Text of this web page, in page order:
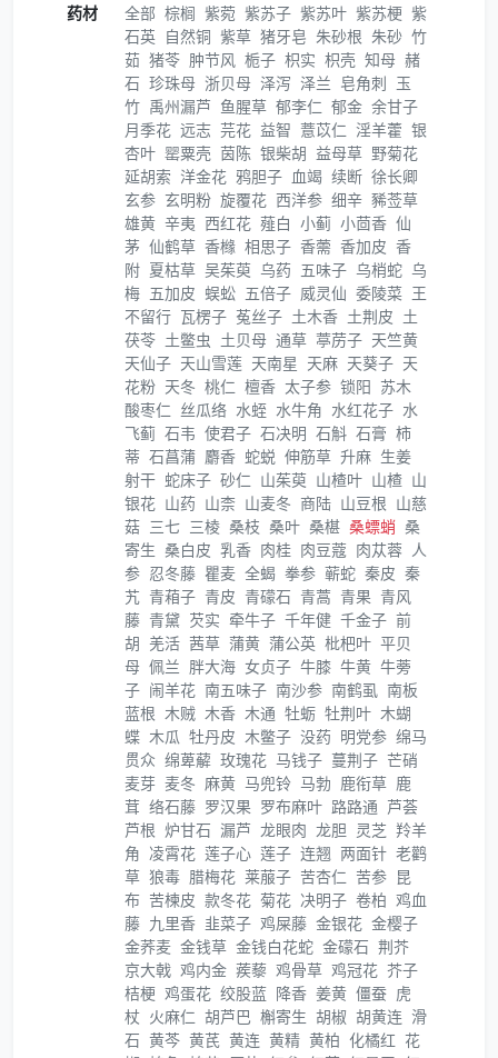
药材 全部 棕榈 紫菀 紫苏子 紫苏叶 紫苏梗 紫
石英 自然铜 紫草 猪牙皂 朱砂根 朱砂 竹
茹 猪苓 肿节风 栀子 枳实 枳壳 知母 赭
石 珍珠母 浙贝母 泽泻 泽兰 皂角刺 玉
竹 禹州漏芦 鱼腥草 郁李仁 郁金 余甘子
月季花 远志 芫花 益智 薏苡仁 淫羊藿 银
杏叶 罂粟壳 茵陈 银柴胡 益母草 野菊花
延胡索 洋金花 鸦胆子 血竭 续断 徐长卿
玄参 玄明粉 旋覆花 西洋参 细辛 豨莶草
雄黄 辛夷 西红花 薤白 小蓟 小茴香 仙
茅 仙鹤草 香橼 相思子 香薷 香加皮 香
附 夏枯草 吴茱萸 乌药 五味子 乌梢蛇 乌
梅 五加皮 蜈蚣 五倍子 威灵仙 委陵菜 王
不留行 瓦楞子 菟丝子 土木香 土荆皮 土
茯苓 土鳖虫 土贝母 通草 葶苈子 天竺黄
天仙子 天山雪莲 天南星 天麻 天葵子 天
花粉 天冬 桃仁 檀香 太子参 锁阳 苏木
酸枣仁 丝瓜络 水蛭 水牛角 水红花子 水
飞蓟 石韦 使君子 石决明 石斛 石膏 柿
蒂 石菖蒲 麝香 蛇蜕 伸筋草 升麻 生姜
射干 蛇床子 砂仁 山茱萸 山楂叶 山楂 山
银花 山药 山柰 山麦冬 商陆 山豆根 山慈
菇 三七 三棱 桑枝 桑叶 桑椹 桑螵蛸 桑
寄生 桑白皮 乳香 肉桂 肉豆蔻 肉苁蓉 人
参 忍冬藤 瞿麦 全蝎 拳参 蕲蛇 秦皮 秦
艽 青葙子 青皮 青礞石 青蒿 青果 青风
藤 青黛 芡实 牵牛子 千年健 千金子 前
胡 羌活 茜草 蒲黄 蒲公英 枇杷叶 平贝
母 佩兰 胖大海 女贞子 牛膝 牛黄 牛蒡
子 闹羊花 南五味子 南沙参 南鹤虱 南板
蓝根 木贼 木香 木通 牡蛎 牡荆叶 木蝴
蝶 木瓜 牡丹皮 木鳖子 没药 明党参 绵马
贯众 绵萆薢 玫瑰花 马钱子 蔓荆子 芒硝
麦芽 麦冬 麻黄 马兜铃 马勃 鹿衔草 鹿
茸 络石藤 罗汉果 罗布麻叶 路路通 芦荟
芦根 炉甘石 漏芦 龙眼肉 龙胆 灵芝 羚羊
角 凌霄花 莲子心 莲子 连翘 两面针 老鹳
草 狼毒 腊梅花 莱菔子 苦杏仁 苦参 昆
布 苦楝皮 款冬花 菊花 决明子 卷柏 鸡血
藤 九里香 韭菜子 鸡屎藤 金银花 金樱子
金荞麦 金钱草 金钱白花蛇 金礞石 荆芥
京大戟 鸡内金 蒺藜 鸡骨草 鸡冠花 芥子
桔梗 鸡蛋花 绞股蓝 降香 姜黄 僵蚕 虎
杖 火麻仁 胡芦巴 槲寄生 胡椒 胡黄连 滑
石 黄芩 黄芪 黄连 黄精 黄柏 化橘红 花